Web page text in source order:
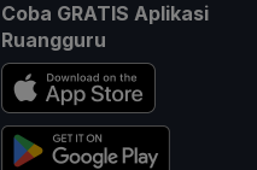
Coba GRATIS Aplikasi
Ruangguru